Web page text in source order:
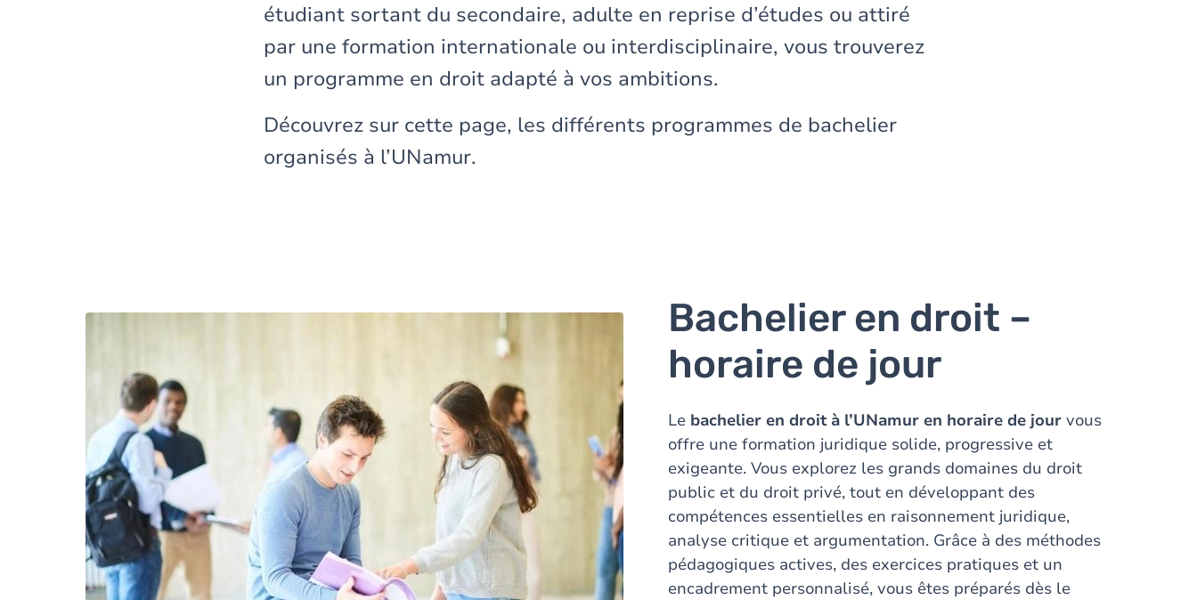
étudiant sortant du secondaire, adulte en reprise d’études ou attiré
par une formation internationale ou interdisciplinaire, vous trouverez
un programme en droit adapté à vos ambitions.
Découvrez sur cette page, les différents programmes de bachelier
organisés à l’UNamur.
Bachelier en droit –
horaire de jour
Le bachelier en droit à l’UNamur en horaire de jour vous
offre une formation juridique solide, progressive et
exigeante. Vous explorez les grands domaines du droit
public et du droit privé, tout en développant des
compétences essentielles en raisonnement juridique,
analyse critique et argumentation. Grâce à des méthodes
pédagogiques actives, des exercices pratiques et un
encadrement personnalisé, vous êtes préparés dès le